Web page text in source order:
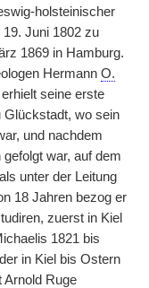
holsteinischer
Juni 1802 zu
1869 in Hamburg.
Hermann O.
erhielt seine erste
Glückstadt, wo sein
und nachdem
war, auf dem
unter der Leitung
18 Jahren bezog er
zuerst in Kiel
1821 bis
in Kiel bis Ostern
Arnold Ruge